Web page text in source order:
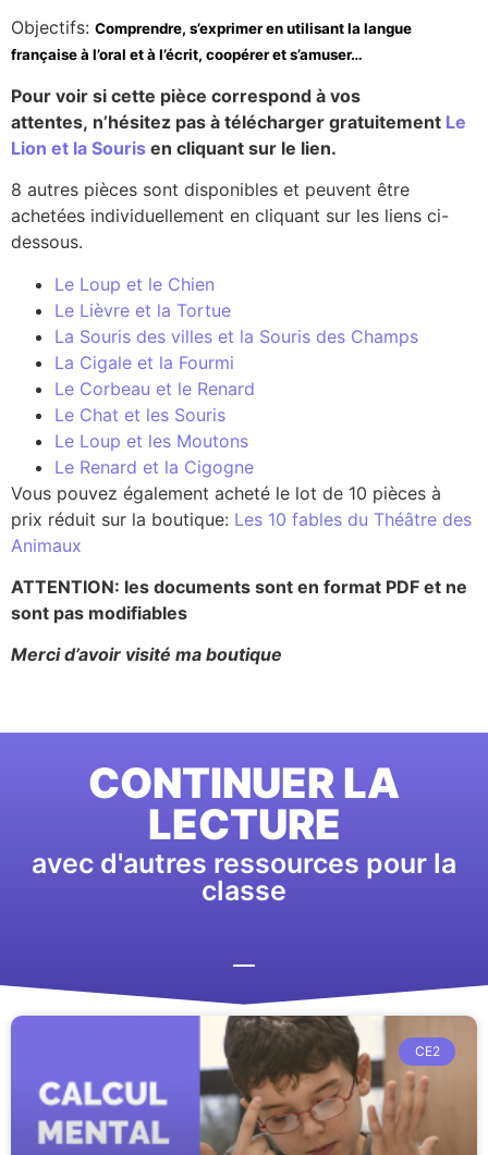
Objectifs: Comprendre, s’exprimer en utilisant la langue
française à l’oral et à l’écrit, coopérer et s’amuser…
Pour voir si cette pièce correspond à vos
attentes, n’hésitez pas à télécharger gratuitement Le
Lion et la Souris en cliquant sur le lien.
8 autres pièces sont disponibles et peuvent être
achetées individuellement en cliquant sur les liens ci-
dessous.
Le Loup et le Chien
Le Lièvre et la Tortue
La Souris des villes et la Souris des Champs
La Cigale et la Fourmi
Le Corbeau et le Renard
Le Chat et les Souris
Le Loup et les Moutons
Le Renard et la Cigogne
Vous pouvez également acheté le lot de 10 pièces à
prix réduit sur la boutique: Les 10 fables du Théâtre des
Animaux
ATTENTION: les documents sont en format PDF et ne
sont pas modifiables
Merci d’avoir visité ma boutique
CONTINUER LA
LECTURE
avec d'autres ressources pour la
classe
CE2